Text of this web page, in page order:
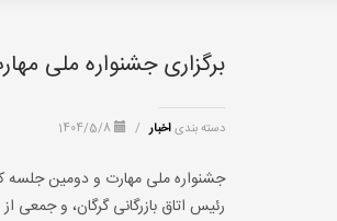
برگزاری جشنواره ملی
دسته بندیاخبار /
جشنواره ملی مهارت و دومین جلسه
رئیس اتاق بازرگانی گرگان، و جمعی